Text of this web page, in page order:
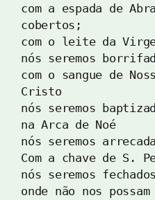
com a espada de
cobertos;
com o leite da
nós seremos
com o sangue de
Cristo
nós seremos
na Arca de Noé
nós seremos
Com a chave de S.
nós seremos
onde não nos